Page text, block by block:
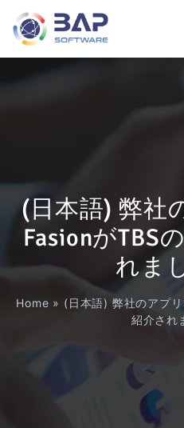
(日本語) 弊社
FasionがTBS
れま
Home » (日本語) 弊社のアプ
紹介され